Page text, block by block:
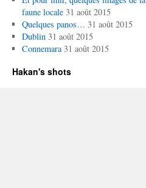
faune locale 31 août 2015
Quelques panos… 31 août 2015
Dublin 31 août 2015
Connemara 31 août 2015
Hakan's shots